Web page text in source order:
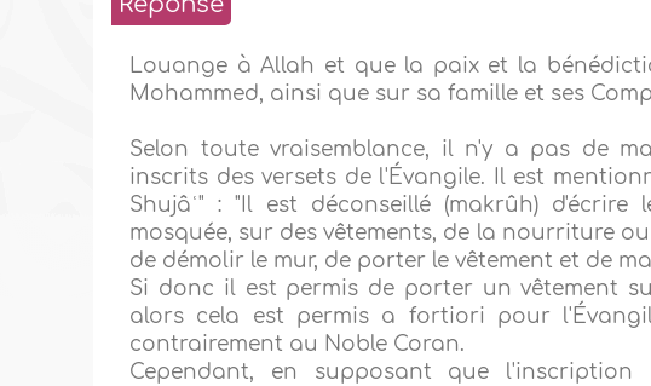
Louange à Allah et que la paix et la
Mohammed, ainsi que sur sa famille et ses
Selon toute vraisemblance, il n'y a pas de
inscrits des versets de l'Évangile. Il est
Shujâʿ" : "Il est déconseillé (makrûh)
mosquée, sur des vêtements, de la nourriture
de démolir le mur, de porter le vêtement et de
Si donc il est permis de porter un vêtement
alors cela est permis a fortiori pour
contrairement au Noble Coran.
Cependant, en supposant que l'inscription